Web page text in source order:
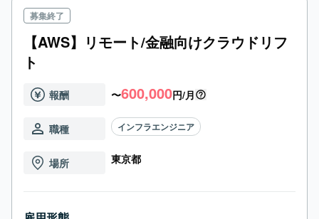
募集終了
【AWS】リモート/金融向けクラウドリフ
ト
報酬 〜600,000円/月
職種 インフラエンジニア
場所 東京都